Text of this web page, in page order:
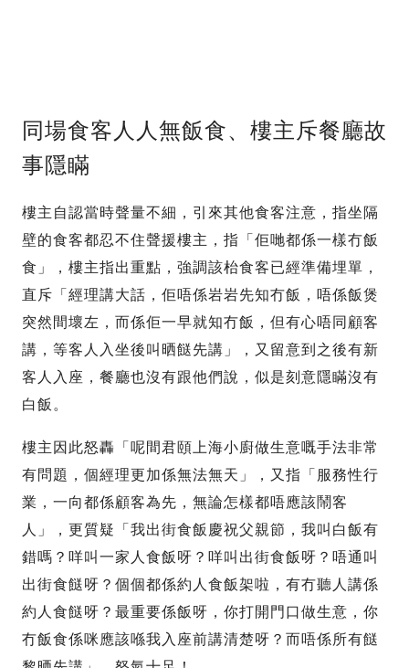
同場食客人人無飯食、樓主斥餐廳故
事隱瞞
樓主自認當時聲量不細，引來其他食客注意，指坐隔
壁的食客都忍不住聲援樓主，指「佢哋都係一樣冇飯
食」，樓主指出重點，強調該枱食客已經準備埋單，
直斥「經理講大話，佢唔係岩岩先知冇飯，唔係飯煲
突然間壞左，而係佢一早就知冇飯，但有心唔同顧客
講，等客人入坐後叫晒餸先講」，又留意到之後有新
客人入座，餐廳也沒有跟他們說，似是刻意隱瞞沒有
白飯。
樓主因此怒轟「呢間君頤上海小廚做生意嘅手法非常
有問題，個經理更加係無法無天」，又指「服務性行
業，一向都係顧客為先，無論怎樣都唔應該鬧客
人」，更質疑「我出街食飯慶祝父親節，我叫白飯有
錯嗎？咩叫一家人食飯呀？咩叫出街食飯呀？唔通叫
出街食餸呀？個個都係約人食飯架啦，有冇聽人講係
約人食餸呀？最重要係飯呀，你打開門口做生意，你
冇飯食係咪應該喺我入座前講清楚呀？而唔係所有餸